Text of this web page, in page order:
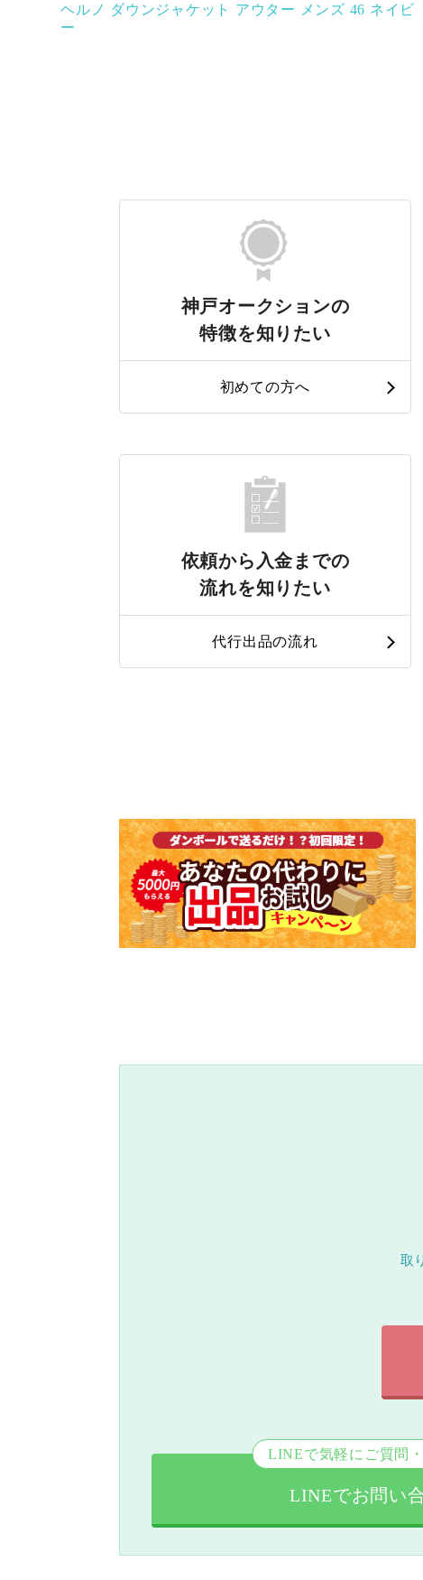
ヘルノ ダウンジャケット アウター メンズ 46 ネイビ
ー
神戸オークションの
特徴を知りたい
初めての方へ
依頼から入金までの
流れを知りたい
代行出品の流れ
取
LINEで気軽にご質問・
LINEでお問い